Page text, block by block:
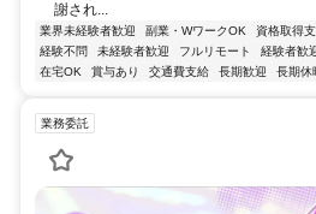
謝され...
業界未経験者歓迎 副業・WワークOK 資格取得
経験不問
未経験者歓迎 フルリモート 経験者歓
在宅OK
賞与あり 交通費支給 長期歓迎 長期休
業務委託